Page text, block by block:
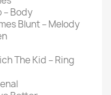
– Body
Blunt – Melody
The Kid – Ring